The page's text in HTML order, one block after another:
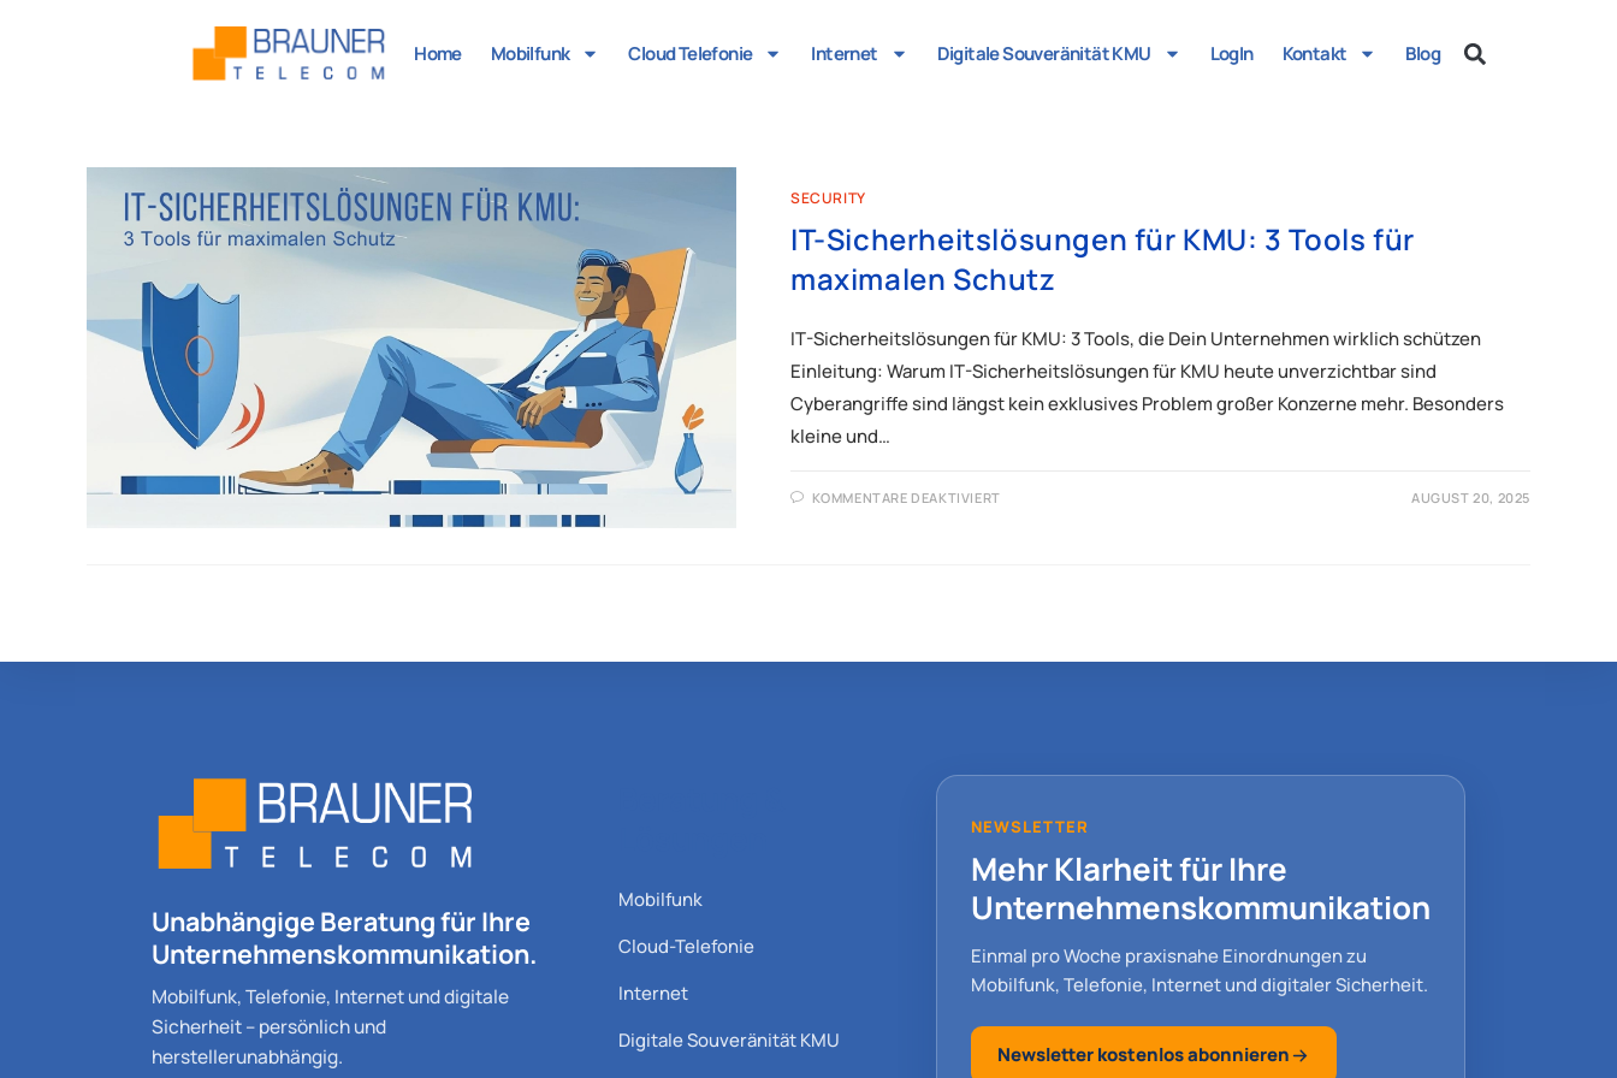
Home Mobilfunk Cloud Telefonie Internet Digitale Souveränität KMU LogIn Kontakt Blog
SECURITY
IT-Sicherheitslösungen für KMU: 3 Tools für
maximalen Schutz
IT-Sicherheitslösungen für KMU: 3 Tools, die Dein Unternehmen wirklich schützen
Einleitung: Warum IT-Sicherheitslösungen für KMU heute unverzichtbar sind
Cyberangriffe sind längst kein exklusives Problem großer Konzerne mehr. Besonders
kleine und…
KOMMENTARE DEAKTIVIERT AUGUST 20, 2025
Unabhängige Beratung für Ihre
Unternehmenskommunikation.
Mobilfunk, Telefonie, Internet und digitale
Sicherheit – persönlich und
herstellerunabhängig.
Mobilfunk
Cloud-Telefonie
Internet
Digitale Souveränität KMU
NEWSLETTER
Mehr Klarheit für Ihre
Unternehmenskommunikation
Einmal pro Woche praxisnahe Einordnungen zu
Mobilfunk, Telefonie, Internet und digitaler Sicherheit.
Newsletter kostenlos abonnieren